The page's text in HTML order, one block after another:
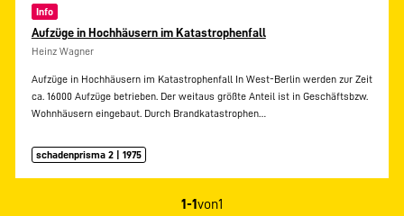
Info
Aufzüge in Hochhäusern im Katastrophenfall
Heinz Wagner
Aufzüge in Hochhäusern im Katastrophenfall In West-Berlin werden zur Zeit
ca. 16000 Aufzüge betrieben. Der weitaus größte Anteil ist in Geschäftsbzw.
Wohnhäusern eingebaut. Durch Brandkatastrophen…
schadenprisma 2 | 1975
1-1von1